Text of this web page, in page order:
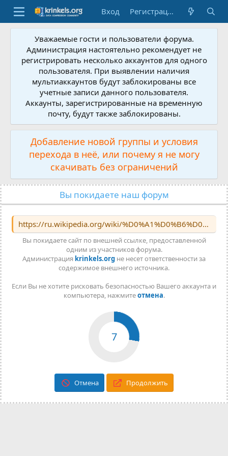
Вход Регистрация
Уважаемые гости и пользователи форума.
Администрация настоятельно рекомендует не
регистрировать несколько аккаунтов для одного
пользователя. При выявлении наличия
мультиаккаунтов будут заблокированы все
учетные записи данного пользователя.
Аккаунты, зарегистрированные на временную
почту, будут также заблокированы.
Добавление новой группы и условия
перехода в неё, или почему я не могу
скачивать без ограничений
Вы покидаете наш форум
https://ru.wikipedia.org/wiki/%D0%A1%D0%B6%D0%B0%D1%82%D0%B8%D0%B5_%D0%B4%D0%B0%D0%BD%D0%BD%D1%8B%D1%85
Вы покидаете сайт по внешней ссылке, предоставленной
одним из участников форума.
Администрация krinkels.org не несет ответственности за
содержимое внешнего источника.
Если Вы не хотите рисковать безопасностью Вашего аккаунта и
компьютера, нажмитеотмена.
7
Отмена Продолжить